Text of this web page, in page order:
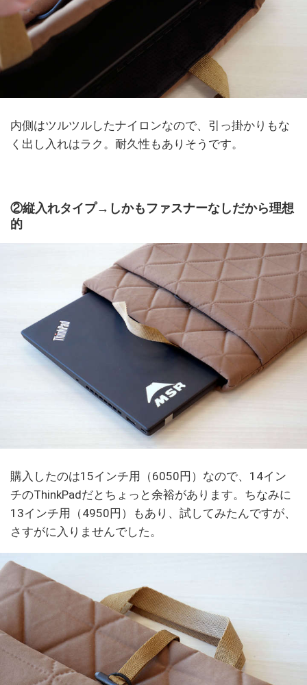
内側はツルツルしたナイロンなので、引っ掛かりもな
く出し入れはラク。耐久性もありそうです。
②縦入れタイプ→しかもファスナーなしだから理想
的
購入したのは15インチ用（6050円）なので、14イン
チのThinkPadだとちょっと余裕があります。ちなみに
13インチ用（4950円）もあり、試してみたんですが、
さすがに入りませんでした。